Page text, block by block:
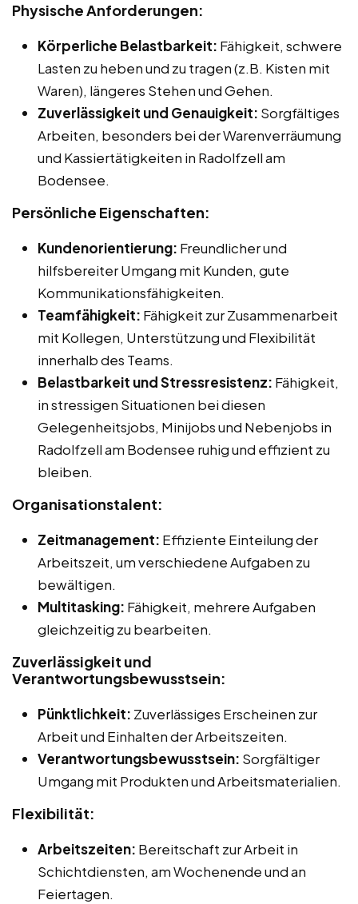
Physische Anforderungen:
Körperliche Belastbarkeit: Fähigkeit, schwere
Lasten zu heben und zu tragen (z.B. Kisten mit
Waren), längeres Stehen und Gehen.
Zuverlässigkeit und Genauigkeit: Sorgfältiges
Arbeiten, besonders bei der Warenverräumung
und Kassiertätigkeiten in Radolfzell am
Bodensee.
Persönliche Eigenschaften:
Kundenorientierung: Freundlicher und
hilfsbereiter Umgang mit Kunden, gute
Kommunikationsfähigkeiten.
Teamfähigkeit: Fähigkeit zur Zusammenarbeit
mit Kollegen, Unterstützung und Flexibilität
innerhalb des Teams.
Belastbarkeit und Stressresistenz: Fähigkeit,
in stressigen Situationen bei diesen
Gelegenheitsjobs, Minijobs und Nebenjobs in
Radolfzell am Bodensee ruhig und effizient zu
bleiben.
Organisationstalent:
Zeitmanagement: Effiziente Einteilung der
Arbeitszeit, um verschiedene Aufgaben zu
bewältigen.
Multitasking: Fähigkeit, mehrere Aufgaben
gleichzeitig zu bearbeiten.
Zuverlässigkeit und
Verantwortungsbewusstsein:
Pünktlichkeit: Zuverlässiges Erscheinen zur
Arbeit und Einhalten der Arbeitszeiten.
Verantwortungsbewusstsein: Sorgfältiger
Umgang mit Produkten und Arbeitsmaterialien.
Flexibilität:
Arbeitszeiten: Bereitschaft zur Arbeit in
Schichtdiensten, am Wochenende und an
Feiertagen.